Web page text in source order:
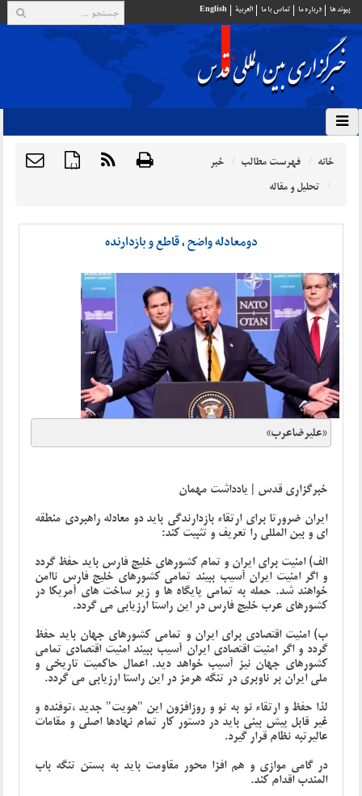
پيوند ها درباره ما تماس با ما العربية English
{ } خانه فهرست مطالب
خبر
تحلیل و مقاله
دومعادله واضح ، قاطع و بازدارنده
«علیرضاعرب»
خبرگزاری قدس | یادداشت مهمان
ایران ضرورتا برای ارتقاء بازدارندگی باید دو معادله راهبردی منطقه
ای و بین المللی را تعریف و تثبیت کند:
الف) امنیت برای ایران و تمام کشورهای خلیج فارس باید حفظ گردد
و اگر امنیت ایران آسیب ببیند تمامی کشورهای خلیج فارس ناامن
خواهند شد. حمله به تمامی پایگاه ها و زیر ساخت های آمریکا در
کشورهای عرب خلیج فارس در این راستا ارزیابی می گردد.
ب) امنیت اقتصادی برای ایران و تمامی کشورهای جهان باید حفظ
گردد و اگر امنیت اقتصادی ایران آسیب ببیند امنیت اقتصادی تمامی
کشورهای جهان نیز آسیب خواهد دید. اعمال حاکمیت تاریخی و
ملی ایران بر ناوبری در تنگه هرمز در این راستا ارزیابی می گردد.
لذا حفظ و ارتقاء نو به نو و روزافزون این "هویت" جدید ،توفنده و
غیر قابل پیش بینی باید در دستور کار تمام نهادها اصلی و مقامات
عالیرتبه نظام قرار گیرد.
در گامی موازی و هم افزا محور مقاومت باید به بستن تنگه باب
المندب اقدام کند.